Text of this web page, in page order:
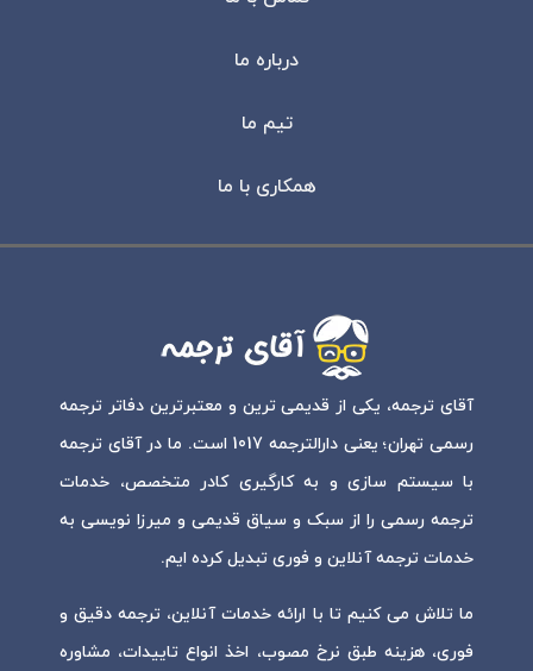
درباره ما
تیم ما
همکاری با ما
آقای ترجمه، یکی از قدیمی ترین و معتبرترین دفاتر ترجمه
رسمی تهران؛ یعنی دارالترجمه 1017 است. ما در آقای ترجمه
با سیستم سازی و به کارگیری کادر متخصص، خدمات
ترجمه رسمی را از سبک و سیاق قدیمی و میرزا نویسی به
خدمات ترجمه آنلاین و فوری تبدیل کرده ایم.
ما تلاش می کنیم تا با ارائه خدمات آنلاین، ترجمه دقیق و
فوری، هزینه طبق نرخ مصوب، اخذ انواع تاییدات، مشاوره